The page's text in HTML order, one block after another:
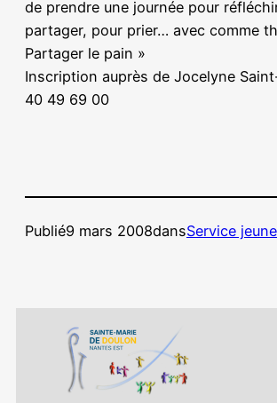
de prendre une journée pour
partager, pour prier… avec comme
Partager le pain »
Inscription auprès de Jocelyne
40 49 69 00
Publié9 mars 2008dansService